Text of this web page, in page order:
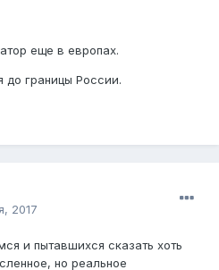
еще в европах.
границы России.
2017
и пытавшихся сказать хоть
но реальное